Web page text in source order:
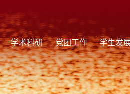
学术科研 党团工作 学生发